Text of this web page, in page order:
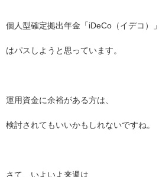
個人型確定拠出年金「iDeCo（イデコ）」
はパスしようと思っています。
運用資金に余裕がある方は、
検討されてもいいかもしれないですね。
さて、いよいよ来週は